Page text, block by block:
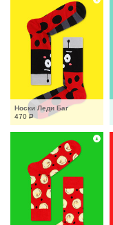
Носки Леди Баг
470 Р